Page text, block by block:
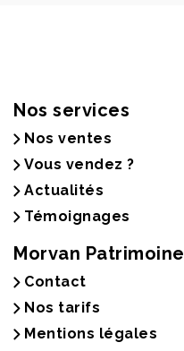
Nos services
Nos ventes
Vous vendez ?
Actualités
Témoignages
Morvan Patrimoine
Contact
Nos tarifs
Mentions légales